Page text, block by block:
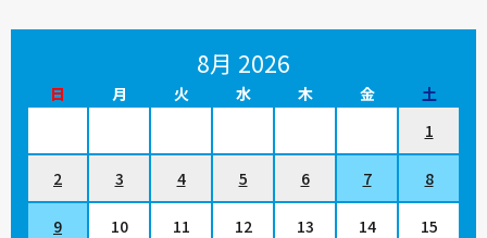
8月 2026
日 月 火 水 木 金
土
1
2 3 4 5 6 7 8
9 10 11 12 13 14 15